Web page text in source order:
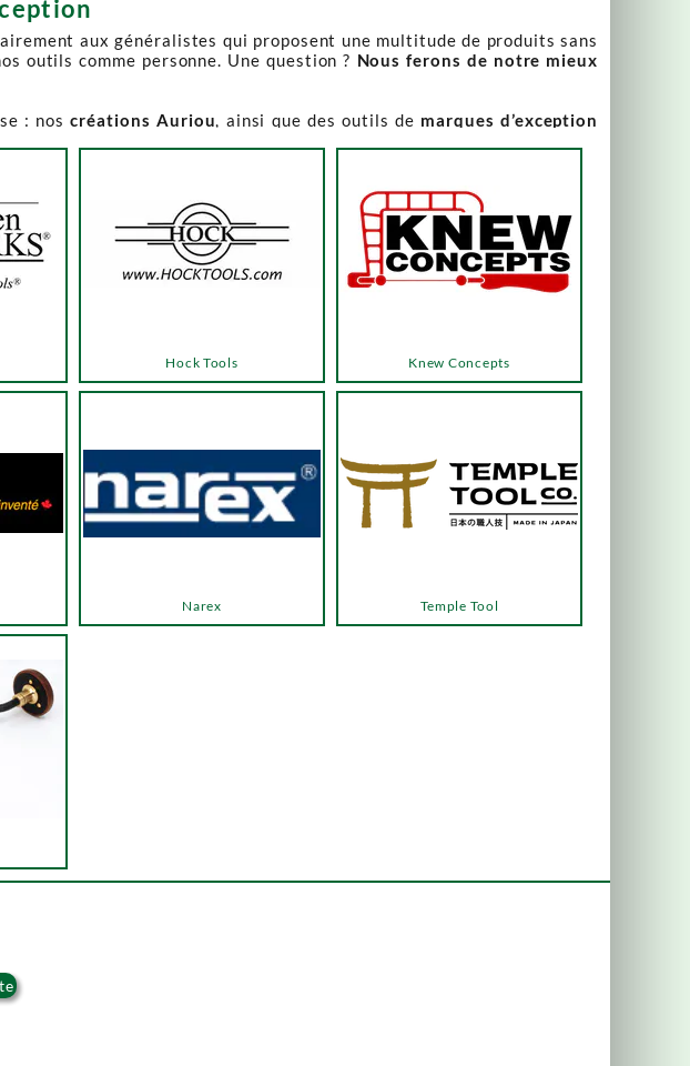
aux généralistes qui proposent une multitude de produits sans
outils comme personne. Une question ? Nous ferons de notre mieux
: noscréations Auriou, ainsi que des outils de marques d’exception
Les délais peuvent varier, alors n’hésitez pas à nous contacter pour
utilisez les menus ou les boutons dédiés, qui vous mèneront
Hock Tools Knew Concepts
Temple Tool
Narex